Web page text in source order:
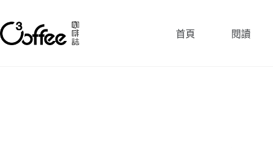
至
主
首頁 閱讀